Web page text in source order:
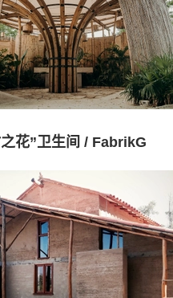
花”卫生间 / FabrikG